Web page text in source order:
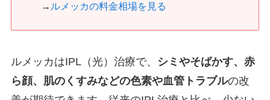
→ ルメッカの料金相場を見る
ルメッカはIPL（光）治療で、
シミやそばかす、赤
ら顔、肌のくすみなどの色素や血管トラブルの改